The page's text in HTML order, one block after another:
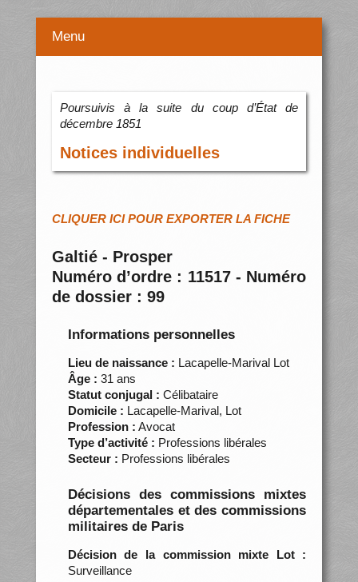
Menu
Poursuivis à la suite du coup d’État de
décembre 1851
Notices individuelles
CLIQUER ICI POUR EXPORTER LA FICHE
Galtié - Prosper
Numéro d’ordre : 11517 - Numéro
de dossier : 99
Informations personnelles
Lieu de naissance : Lacapelle-Marival Lot
Âge : 31 ans
Statut conjugal : Célibataire
Domicile : Lacapelle-Marival, Lot
Profession : Avocat
Type d’activité : Professions libérales
Secteur : Professions libérales
Décisions des commissions mixtes
départementales et des commissions
militaires de Paris
Décision de la commission mixte Lot :
Surveillance